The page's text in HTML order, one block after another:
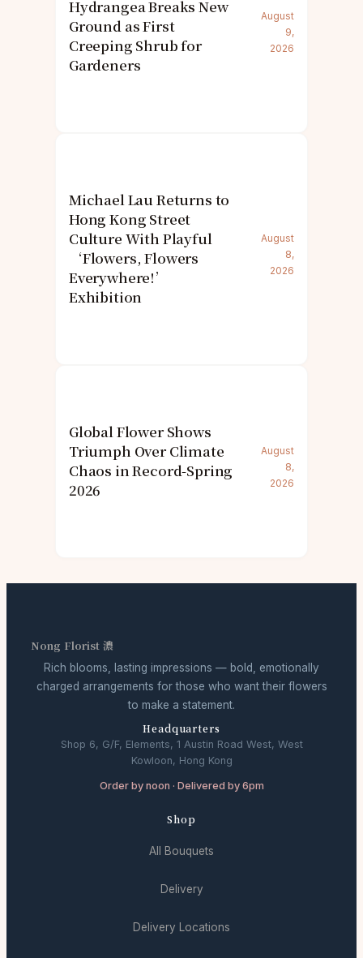
Hydrangea Breaks New
Ground as First
Creeping Shrub for
Gardeners
August
9,
2026
Michael Lau Returns to
Hong Kong Street
Culture With Playful
‘Flowers, Flowers
Everywhere!’
Exhibition
August
8,
2026
Global Flower Shows
Triumph Over Climate
Chaos in Record-Spring
2026
August
8,
2026
Nong Florist 濃
Rich blooms, lasting impressions — bold, emotionally
charged arrangements for those who want their flowers
to make a statement.
Headquarters
Shop 6, G/F, Elements, 1 Austin Road West, West
Kowloon, Hong Kong
Order by noon · Delivered by 6pm
Shop
All Bouquets
Delivery
Delivery Locations